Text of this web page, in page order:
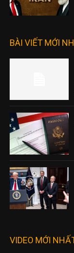
BÀI VIẾT MỚI
VIDEO MỚI